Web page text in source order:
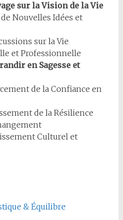
sur la Vision de la Vie
de Nouvelles Idées et
sur la Vie
et Professionnelle
en Sagesse et
de la Confiance en
de la Résilience
Culturel et
& Équilibre